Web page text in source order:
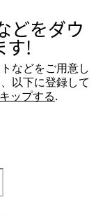
どをダウ
す!
などをご用意し
以下に登録して
ップする.